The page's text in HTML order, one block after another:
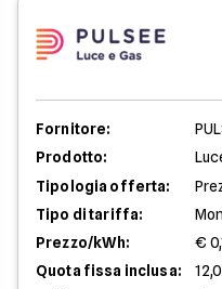
Fornitore:
Prodotto:
Tipologia offerta:
Tipo di tariffa:
Prezzo/kWh:
€
Quota fissa inclusa: